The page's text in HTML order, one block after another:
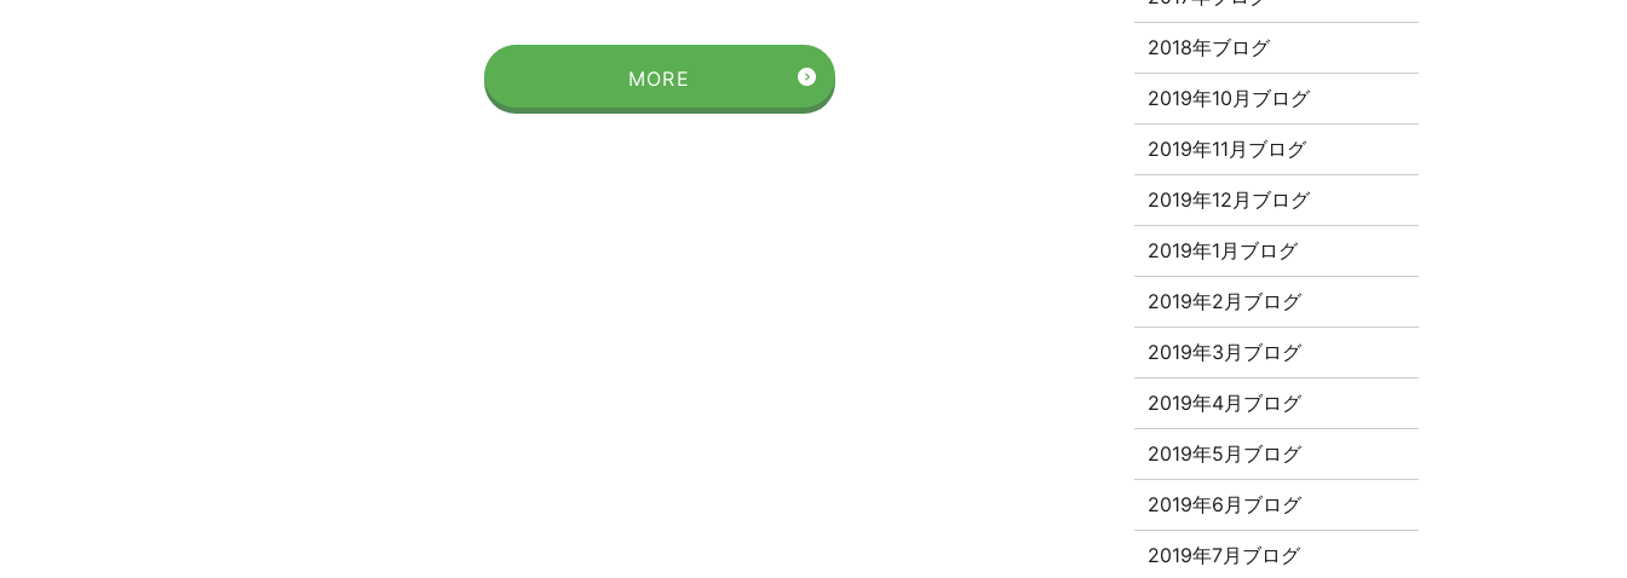
MORE
2018年ブログ
2019年10月ブログ
2019年11月ブログ
2019年12月ブログ
2019年1月ブログ
2019年2月ブログ
2019年3月ブログ
2019年4月ブログ
2019年5月ブログ
2019年6月ブログ
2019年7月ブログ